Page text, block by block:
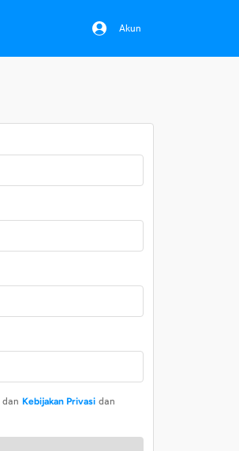
Akun
dan Kebijakan Privasi dan